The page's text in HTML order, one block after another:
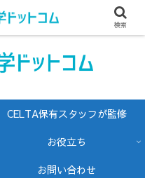
CELTA保有スタッフが監修
お役立ち
お問い合わせ
検索